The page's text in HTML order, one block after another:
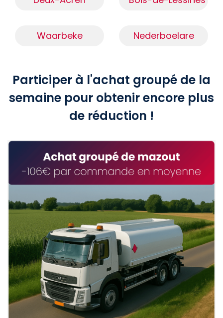
Waarbeke Nederboelare
Participer à l'achat groupé de la
semaine pour obtenir encore plus
de réduction !